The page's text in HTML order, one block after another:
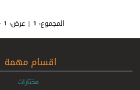
المجموع: 1 | عرض: 1 - 1
اقسام مهمة
مختارات